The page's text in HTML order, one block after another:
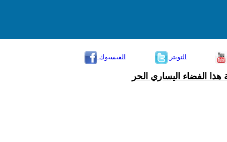
الفيسبوك
التويتر
الفضاء اليساري الحر